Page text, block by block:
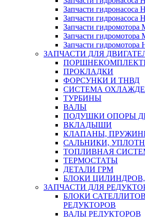
Запчасти гидронасоса
Запчасти гидронасоса
Запчасти гидромотора
Запчасти гидромотора
Запчасти гидромотора
ЗАПЧАСТИ ДЛЯ
ПРОКЛАДКИ
ФОРСУНКИ И ТНВД
СИСТЕМА
ТУРБИНЫ
ВАЛЫ
ПОДУШКИ ОПОРЫ
ВКЛАДЫШИ
КЛАПАНЫ,
САЛЬНИКИ,
ТОПЛИВНАЯ
ТЕРМОСТАТЫ
ДЕТАЛИ ГРМ
БЛОКИ
ЗАПЧАСТИ ДЛЯ
БЛОКИ
РЕДУКТОРОВ
ВАЛЫ РЕДУКТОРОВ